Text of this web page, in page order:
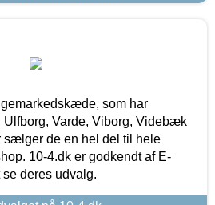
som har
Ulfborg, Varde, Viborg, Videbæk
sælger de en hel del til hele
10-4.dk er godkendt af E-
deres udvalg.